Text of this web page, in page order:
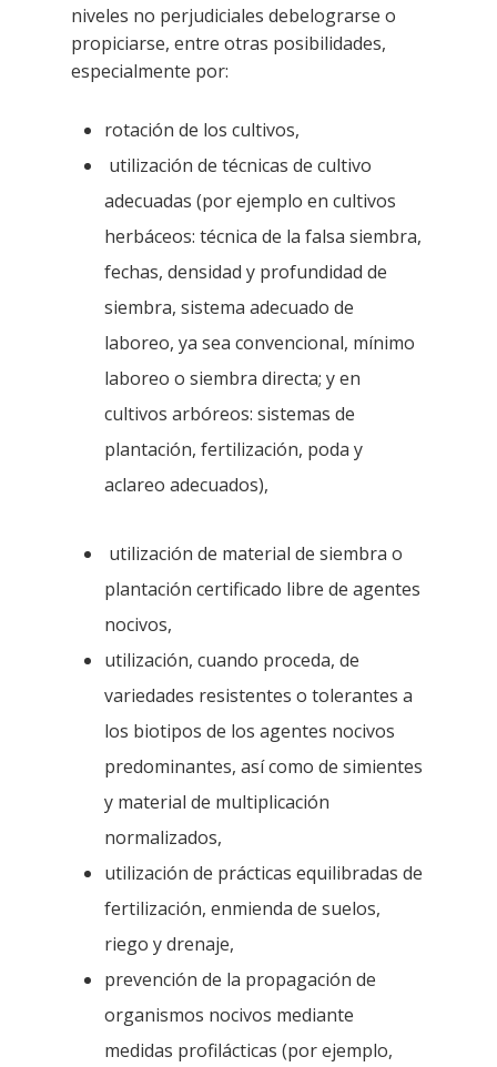
niveles no perjudiciales debelograrse o
propiciarse, entre otras posibilidades,
especialmente por:
rotación de los cultivos,
utilización de técnicas de cultivo
adecuadas (por ejemplo en cultivos
herbáceos: técnica de la falsa siembra,
fechas, densidad y profundidad de
siembra, sistema adecuado de
laboreo, ya sea convencional, mínimo
laboreo o siembra directa; y en
cultivos arbóreos: sistemas de
plantación, fertilización, poda y
aclareo adecuados),
utilización de material de siembra o
plantación certificado libre de agentes
nocivos,
utilización, cuando proceda, de
variedades resistentes o tolerantes a
los biotipos de los agentes nocivos
predominantes, así como de simientes
y material de multiplicación
normalizados,
utilización de prácticas equilibradas de
fertilización, enmienda de suelos,
riego y drenaje,
prevención de la propagación de
organismos nocivos mediante
medidas profilácticas (por ejemplo,